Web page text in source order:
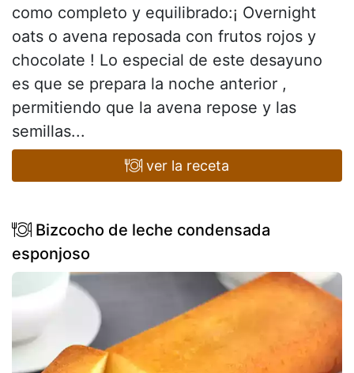
como completo y equilibrado:¡ Overnight
oats o avena reposada con frutos rojos y
chocolate ! Lo especial de este desayuno
es que se prepara la noche anterior ,
permitiendo que la avena repose y las
semillas...
ver la receta
Bizcocho de leche condensada
esponjoso